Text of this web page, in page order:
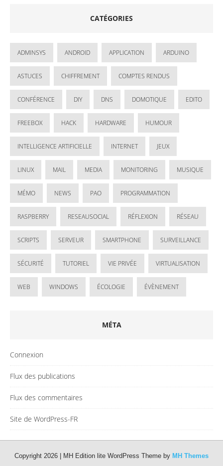
CATÉGORIES
ADMINSYS ANDROID APPLICATION ARDUINO
ASTUCES CHIFFREMENT COMPTES RENDUS
CONFÉRENCE DIY DNS DOMOTIQUE EDITO
FREEBOX HACK HARDWARE HUMOUR
INTELLIGENCE ARTIFICIELLE INTERNET JEUX
LINUX MAIL MEDIA MONITORING MUSIQUE
MÉMO NEWS PAO PROGRAMMATION
RASPBERRY RESEAUSOCIAL RÉFLEXION RÉSEAU
SCRIPTS SERVEUR SMARTPHONE SURVEILLANCE
SÉCURITÉ TUTORIEL VIE PRIVÉE VIRTUALISATION
WEB WINDOWS ÉCOLOGIE ÉVÈNEMENT
MÉTA
Connexion
Flux des publications
Flux des commentaires
Site de WordPress-FR
Copyright 2026 | MH Edition lite WordPress Theme by MH Themes